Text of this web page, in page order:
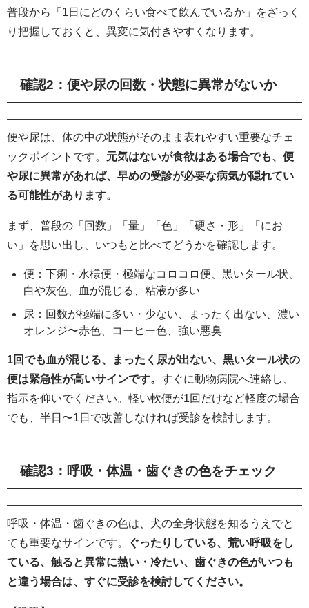
普段から「1日にどのくらい食べて飲んでいるか」をざっく
り把握しておくと、異変に気付きやすくなります。
確認2：便や尿の回数・状態に異常がないか
便や尿は、体の中の状態がそのまま表れやすい重要なチェ
ックポイントです。 元気はないが食欲はある場合でも、便
や尿に異常があれば、早めの受診が必要な病気が隠れてい
る可能性があります。
まず、普段の「回数」「量」「色」「硬さ・形」「にお
い」を思い出し、いつもと比べてどうかを確認します。
便：下痢・水様便・極端なコロコロ便、黒いタール状、
白や灰色、血が混じる、粘液が多い
尿：回数が極端に多い・少ない、まったく出ない、濃い
オレンジ〜赤色、コーヒー色、強い悪臭
1回でも血が混じる、まったく尿が出ない、黒いタール状の
便は緊急性が高いサインです。 すぐに動物病院へ連絡し、
指示を仰いでください。軽い軟便が1回だけなど軽度の場合
でも、半日〜1日で改善しなければ受診を検討します。
確認3：呼吸・体温・歯ぐきの色をチェック
呼吸・体温・歯ぐきの色は、犬の全身状態を知るうえでと
ても重要なサインです。
ぐったりしている、荒い呼吸をし
ている、触ると異常に熱い・冷たい、歯ぐきの色がいつも
と違う場合は、すぐに受診を検討してください。